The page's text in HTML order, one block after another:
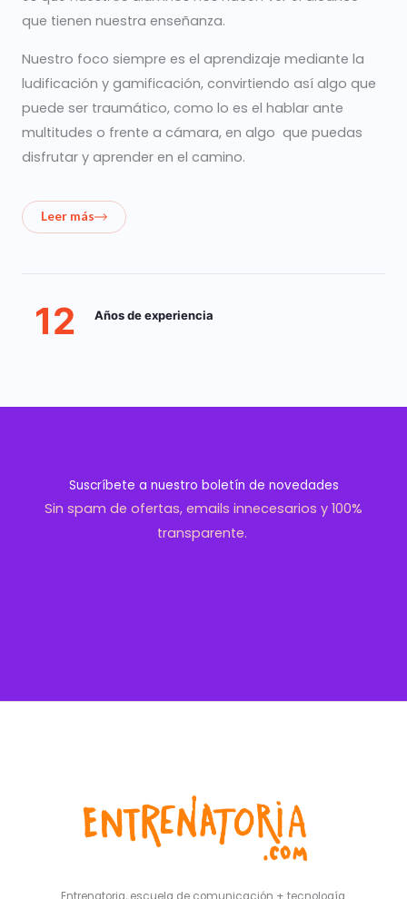
que tienen nuestra enseñanza.
Nuestro foco siempre es el aprendizaje mediante la
ludificación y gamificación, convirtiendo así algo que
puede ser traumático, como lo es el hablar ante
multitudes o frente a cámara, en algo que puedas
disfrutar y aprender en el camino.
Leer más
12 Años de experiencia
Suscríbete a nuestro boletín de novedades
Sin spam de ofertas, emails innecesarios y 100%
transparente.